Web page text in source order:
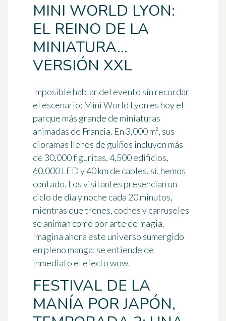
MINI WORLD LYON:
EL REINO DE LA
MINIATURA...
VERSIÓN XXL
Imposible hablar del evento sin recordar
el escenario: Mini World Lyon es hoy el
parque más grande de miniaturas
animadas de Francia. En 3,000 m², sus
dioramas llenos de guiños incluyen más
de 30,000 figuritas, 4,500 edificios,
60,000 LED y 40 km de cables, sí, hemos
contado. Los visitantes presencian un
ciclo de día y noche cada 20 minutos,
mientras que trenes, coches y carruseles
se animan como por arte de magia.
Imagina ahora este universo sumergido
en pleno manga: se entiende de
inmediato el efecto wow.
FESTIVAL DE LA
MANÍA POR JAPÓN,